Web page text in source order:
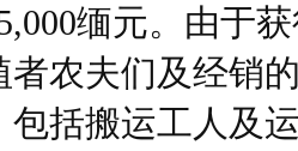
缅元。由于
者农夫们及经销
包括搬运工人及